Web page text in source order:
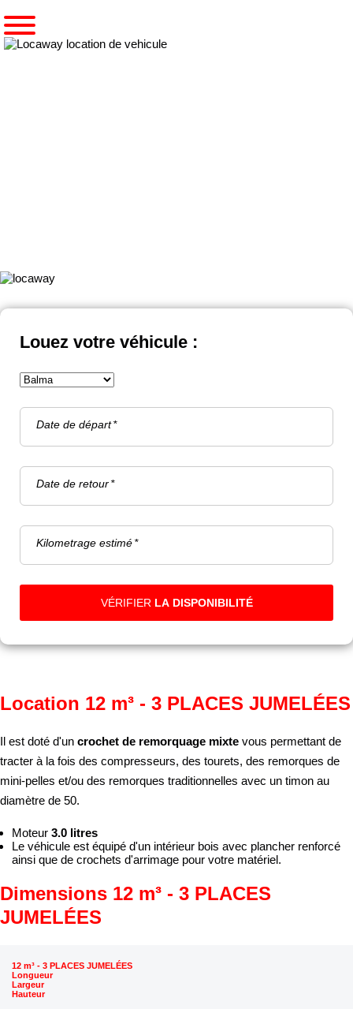
Louez votre véhicule :
Date de départ
Date de retour
Kilometrage estimé
VÉRIFIER LA DISPONIBILITÉ
Location 12 m³ - 3 PLACES JUMELÉES
Il est doté d'un crochet de remorquage mixte vous permettant de
tracter à la fois des compresseurs, des tourets, des remorques de
mini-pelles et/ou des remorques traditionnelles avec un timon au
diamètre de 50.
Moteur 3.0 litres
Le véhicule est équipé d'un intérieur bois avec plancher renforcé
ainsi que de crochets d'arrimage pour votre matériel.
Dimensions 12 m³ - 3 PLACES
JUMELÉES
12 m³ - 3 PLACES JUMELÉES
Longueur
Largeur
Hauteur